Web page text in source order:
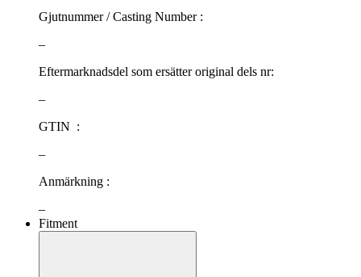
Gjutnummer / Casting Number :
–
Eftermarknadsdel som ersätter original dels nr:
–
GTIN :
–
Anmärkning :
–
Fitment